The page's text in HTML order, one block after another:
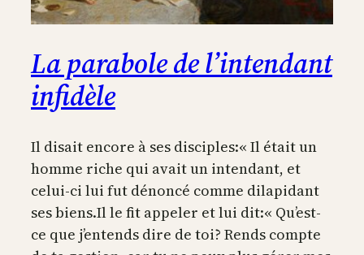
La parabole de l’intendant
infidèle
Il disait encore à ses disciples:« Il était un
homme riche qui avait un intendant, et
celui-ci lui fut dénoncé comme dilapidant
ses biens.Il le fit appeler et lui dit:« Qu’est-
ce que j’entends dire de toi? Rends compte